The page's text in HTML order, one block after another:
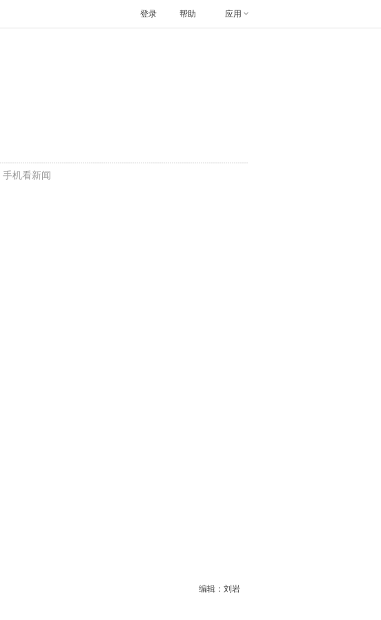
帮助 应用
登录
手机看新闻
编辑：刘岩